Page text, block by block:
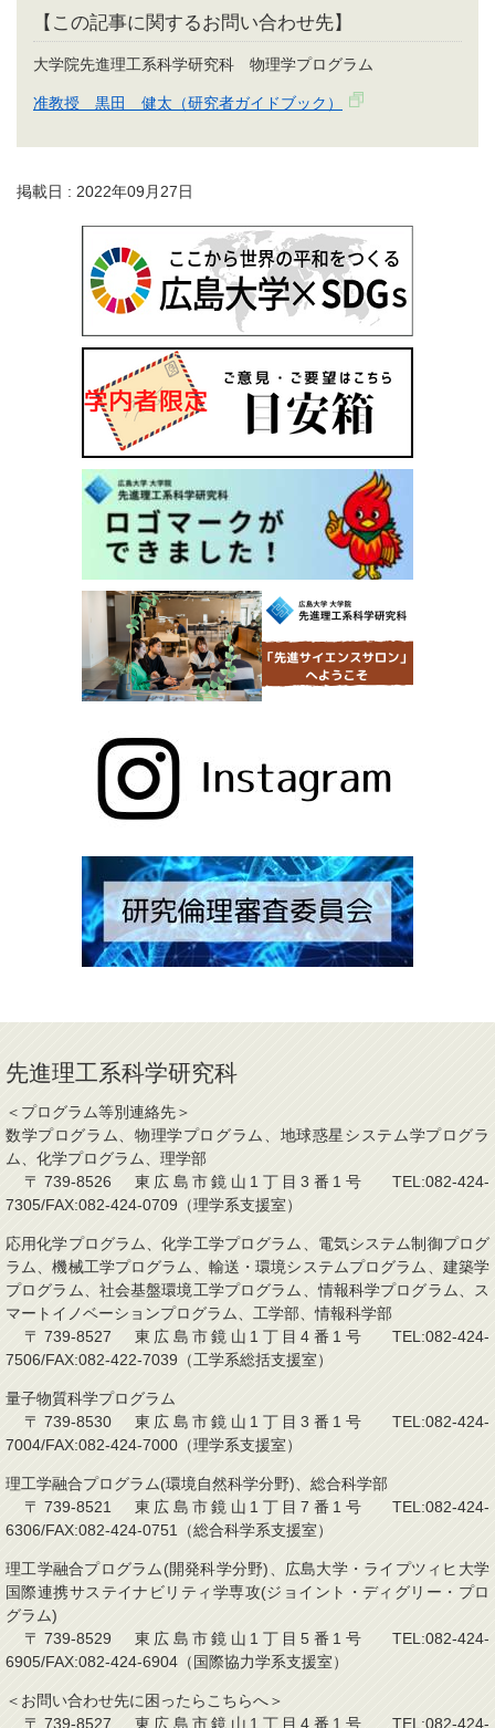
【この記事に関するお問い合わせ先】
大学院先進理工系科学研究科 物理学プログラム
准教授 黒田 健太（研究者ガイドブック）
掲載日 : 2022年09月27日
先進理工系科学研究科
＜プログラム等別連絡先＞
数学プログラム、物理学プログラム、地球惑星システム学プログラ
ム、化学プログラム、理学部
〒739-8526 東広島市鏡山1丁目3番1号 TEL:082-424-
7305/FAX:082-424-0709（理学系支援室）
応用化学プログラム、化学工学プログラム、電気システム制御プログ
ラム、機械工学プログラム、輸送・環境システムプログラム、建築学
プログラム、社会基盤環境工学プログラム、情報科学プログラム、ス
マートイノベーションプログラム、工学部、情報科学部
〒739-8527 東広島市鏡山1丁目4番1号 TEL:082-424-
7506/FAX:082-422-7039（工学系総括支援室）
量子物質科学プログラム
〒739-8530 東広島市鏡山1丁目3番1号 TEL:082-424-
7004/FAX:082-424-7000（理学系支援室）
理工学融合プログラム(環境自然科学分野)、総合科学部
〒739-8521 東広島市鏡山1丁目7番1号 TEL:082-424-
6306/FAX:082-424-0751（総合科学系支援室）
理工学融合プログラム(開発科学分野)、広島大学・ライプツィヒ大学
国際連携サステイナビリティ学専攻(ジョイント・ディグリー・プロ
グラム)
〒739-8529 東広島市鏡山1丁目5番1号 TEL:082-424-
6905/FAX:082-424-6904（国際協力学系支援室）
＜お問い合わせ先に困ったらこちらへ＞
〒739-8527 東広島市鏡山1丁目4番1号 TEL:082-424-